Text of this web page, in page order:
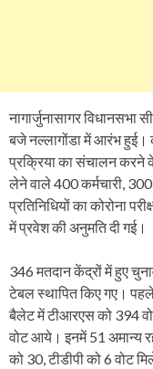
नागार्जुनासागर विधानसभा
बजे नल्लागोंडा में आरंभ हुई।
प्रक्रिया का संचालन करने
लेने वाले 400 कर्मचारी,
प्रतिनिधियों का कोरोना
में प्रवेश की अनुमति दी गई।
346 मतदान केंद्रों में हुए
टेबल स्थापित किए गए।
बैलेट में टीआरएस को 394
वोट आये। इनमें 51 अमान्य
को 30, टीडीपी को 6 वोट